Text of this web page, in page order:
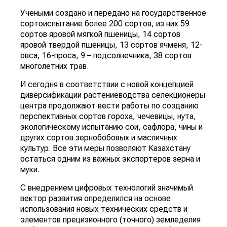
Учеными создано и передано на государственное
сортоиспытание более 200 сортов, из них 59
сортов яровой мягкой пшеницы, 14 сортов
яровой твердой пшеницы, 13 сортов ячменя, 12-
овса, 16-проса, 9 – подсолнечника, 38 сортов
многолетних трав.
И сегодня в соответствии с новой концепцией
диверсификации растениеводства селекционеры
центра продолжают вести работы по созданию
перспективных сортов гороха, чечевицы, нута,
экологическому испытанию сои, сафлора, чины и
других сортов зернобобовых и масличных
культур. Все эти меры позволяют Казахстану
остаться одним из важных экспортеров зерна и
муки.
С внедрением цифровых технологий значимый
вектор развития определился на основе
использования новых технических средств и
элементов прецизионного (точного) земледелия